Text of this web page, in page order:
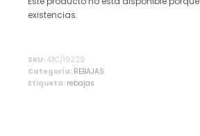
existencias.
SKU: 43C/10229
Categoría: REBAJAS
Etiqueta: rebajas